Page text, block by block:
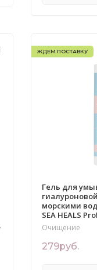
ЖДЕМ ПОСТАВКУ
Гель для
морскими
SEA HEALS
Очищение
279руб.